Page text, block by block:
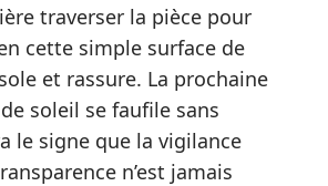
traverser la pièce pour
cette simple surface de
et rassure. La prochaine
soleil se faufile sans
le signe que la vigilance
n’est jamais